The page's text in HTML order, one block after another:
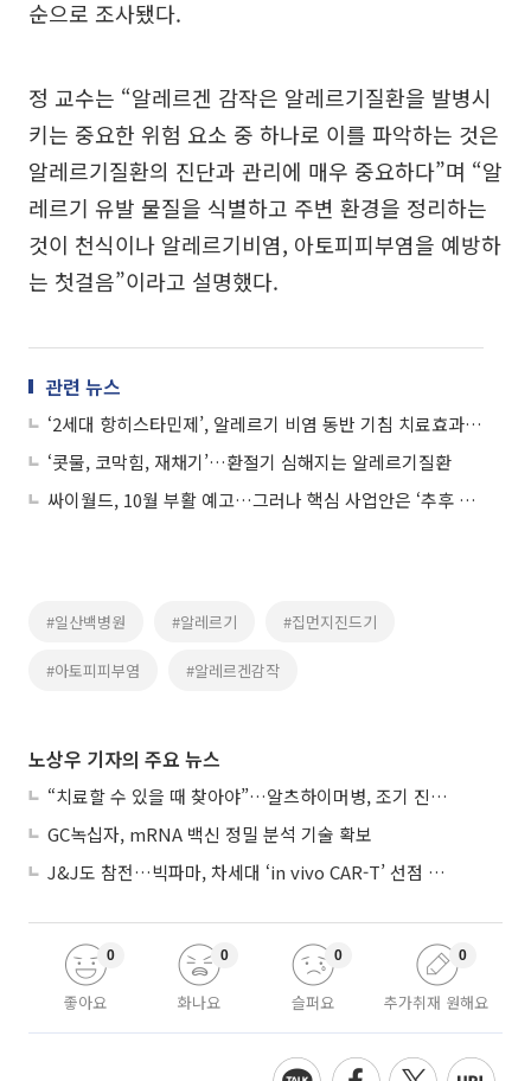
순으로 조사됐다.
정 교수는 “알레르겐 감작은 알레르기질환을 발병시
키는 중요한 위험 요소 중 하나로 이를 파악하는 것은
알레르기질환의 진단과 관리에 매우 중요하다”며 “알
레르기 유발 물질을 식별하고 주변 환경을 정리하는
것이 천식이나 알레르기비염, 아토피피부염을 예방하
는 첫걸음”이라고 설명했다.
관련 뉴스
‘2세대 항히스타민제’, 알레르기 비염 동반 기침 치료효과 없어
‘콧물, 코막힘, 재채기’…환절기 심해지는 알레르기질환
싸이월드, 10월 부활 예고…그러나 핵심 사업안은 ‘추후 공개’
#일산백병원 #알레르기 #집먼지진드기
#아토피피부염 #알레르겐감작
노상우 기자의 주요 뉴스
“치료할 수 있을 때 찾아야”…알츠하이머병, 조기 진단 중요성 커진다
GC녹십자, mRNA 백신 정밀 분석 기술 확보
J&J도 참전…빅파마, 차세대 ‘in vivo CAR-T’ 선점 경쟁 본격화
좋아요
0
화나요
0
슬퍼요
0
추가취재 원해요
0